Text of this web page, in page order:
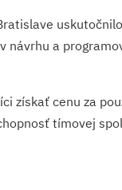
návrhu a
cenu za
tímovej